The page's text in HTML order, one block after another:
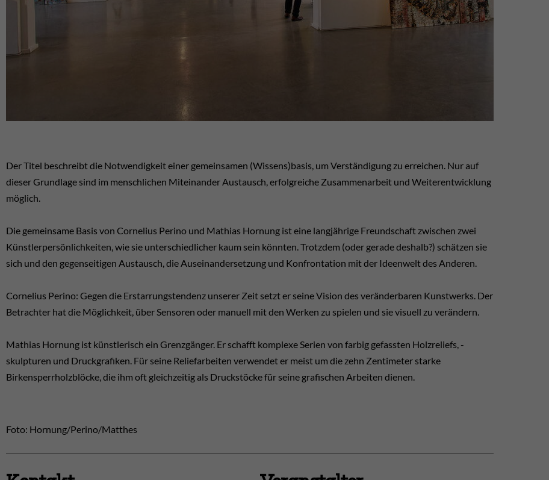
Der Titel beschreibt die Notwendigkeit einer gemeinsamen (Wissens)basis, um Verständigung zu erreichen. Nur auf
dieser Grundlage sind im menschlichen Miteinander Austausch, erfolgreiche Zusammenarbeit und Weiterentwicklung
möglich.
Die gemeinsame Basis von Cornelius Perino und Mathias Hornung ist eine langjährige Freundschaft zwischen zwei
Künstlerpersönlichkeiten, wie sie unterschiedlicher kaum sein könnten. Trotzdem (oder gerade deshalb?) schätzen sie
sich und den gegenseitigen Austausch, die Auseinandersetzung und Konfrontation mit der Ideenwelt des Anderen.
Cornelius Perino: Gegen die Erstarrungstendenz unserer Zeit setzt er seine Vision des veränderbaren Kunstwerks. Der
Betrachter hat die Möglichkeit, über Sensoren oder manuell mit den Werken zu spielen und sie visuell zu verändern.
Mathias Hornung ist künstlerisch ein Grenzgänger. Er schafft komplexe Serien von farbig gefassten Holzreliefs, -
skulpturen und Druckgrafiken. Für seine Reliefarbeiten verwendet er meist um die zehn Zentimeter starke
Birkensperrholzblöcke, die ihm oft gleichzeitig als Druckstöcke für seine grafischen Arbeiten dienen.
Foto: Hornung/Perino/Matthes